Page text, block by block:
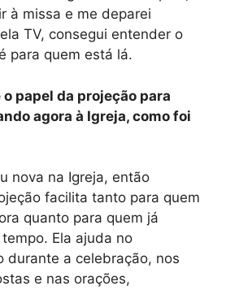
à missa e me deparei
TV, consegui entender o
para quem está lá.
o papel da projeção para
agora à Igreja, como foi
nova na Igreja, então
facilita tanto para quem
quanto para quem já
Ela ajuda no
durante a celebração, nos
e nas orações,